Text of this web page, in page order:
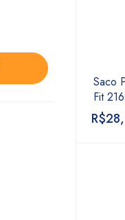
Saco
Fit
R$